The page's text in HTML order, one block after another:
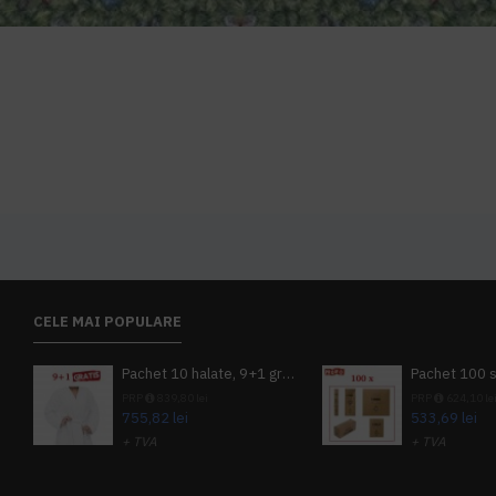
CELE MAI POPULARE
Pachet 10 halate, 9+1 gratuit
755,82 lei
+ TVA
533,69 lei
+ TVA